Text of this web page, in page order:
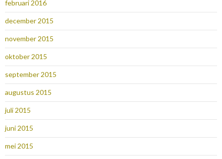
februari 2016
december 2015
november 2015
oktober 2015
september 2015
augustus 2015
juli 2015
juni 2015
mei 2015